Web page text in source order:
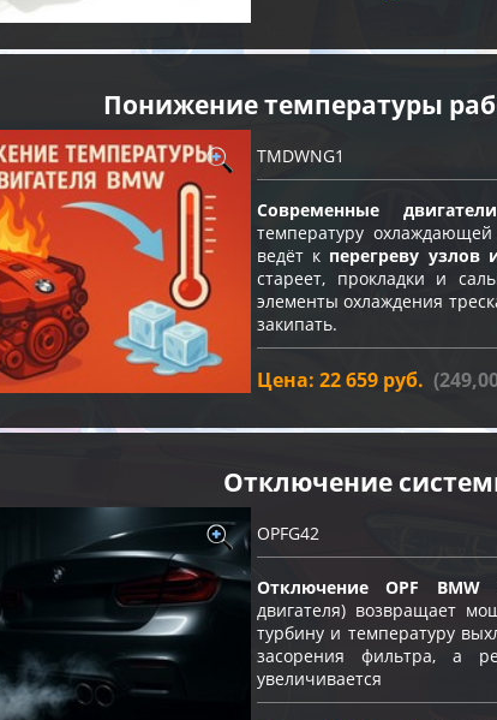
Понижение температуры
TMDWNG1
Современные
температуру
ведёт к перегреву узлов
стареет, прокладки и
элементы охлаждения
закипать.
Цена: 22 659 руб.
Отключение
OPFG42
Отключение OPF BMW
двигателя) возвращает
турбину и температуру
засорения фильтра, а
увеличивается